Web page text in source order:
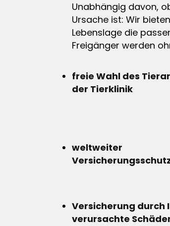
Unabhängig davon,
Ursache ist: Wir
Lebenslage die
Freigänger werden
freie Wahl des
der Tierklinik
weltweiter
Versicherung durch
verursachte